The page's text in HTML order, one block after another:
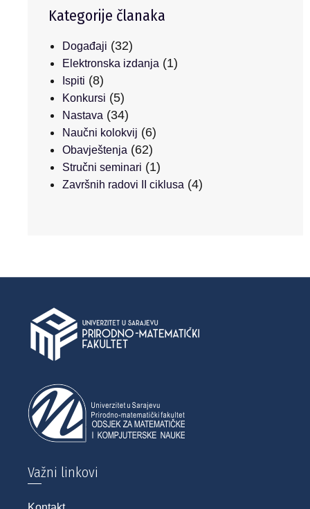
Kategorije članaka
Događaji (32)
Elektronska izdanja (1)
Ispiti (8)
Konkursi (5)
Nastava (34)
Naučni kolokvij (6)
Obavještenja (62)
Stručni seminari (1)
Završnih radovi II ciklusa (4)
Važni linkovi